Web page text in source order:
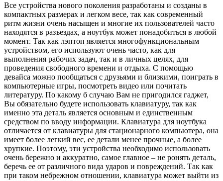
Все устройства нового поколения разработаны и созданы в
компактных размерах и легком весе, так как современный
ритм жизни очень насыщен и многие их пользователей часто
находятся в разъездах, а ноутбук может понадобиться в любой
момент. Так как лэптоп является многофункциональным
устройством, его используют очень часто, как для
выполнения рабочих задач, так и в личных целях, для
проведения свободного времени и отдыха. С помощью
девайса можно пообщаться с друзьями и близкими, поиграть в
компьютерные игры, посмотреть видео или почитать
литературу. По какому б случаю Вам не пригодился гаджет,
Вы обязательно будете использовать клавиатуру, так как
именно эта деталь является основным и единственным
средством по вводу информации. Клавиатура для ноутбука
отличается от клавиатуры для стационарного компьютера, она
имеет более легкий вес, ее детали менее прочные, а более
хрупкие. Поэтому, эти устройства необходимо использовать
очень бережно и аккуратно, самое главное – не ронять деталь,
беречь ее от различного вида ударов и повреждений. Так как
при таком небрежном отношении, клавиатура может выйти из